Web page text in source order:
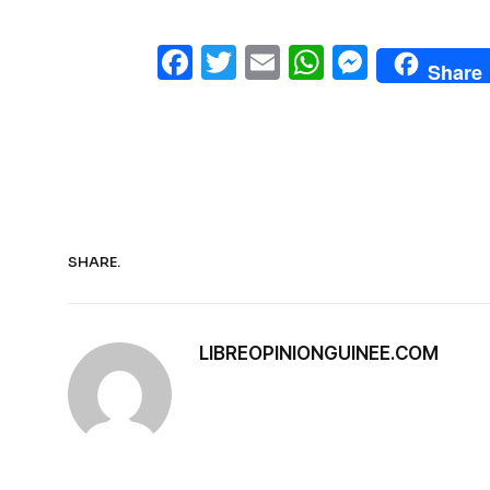
Facebook
Twitter
Email Share
SHARE.
LIBREOPINIONGUINEE.COM